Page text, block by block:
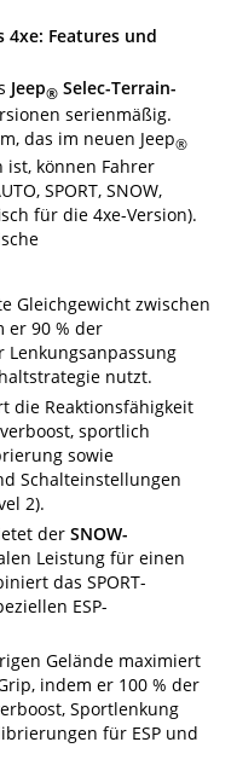
4xe: Features und
Jeep® Selec-Terrain-
serienmäßig.
das im neuen Jeep®
ist, können Fahrer
SPORT, SNOW,
für die 4xe-Version).
Gleichgewicht zwischen
er 90 % der
nutzt.
die Reaktionsfähigkeit
sportlich
sowie
Schalteinstellungen
2).
der SNOW-
Leistung für einen
das SPORT-
ESP-
Gelände maximiert
indem er 100 % der
Sportlenkung
für ESP und